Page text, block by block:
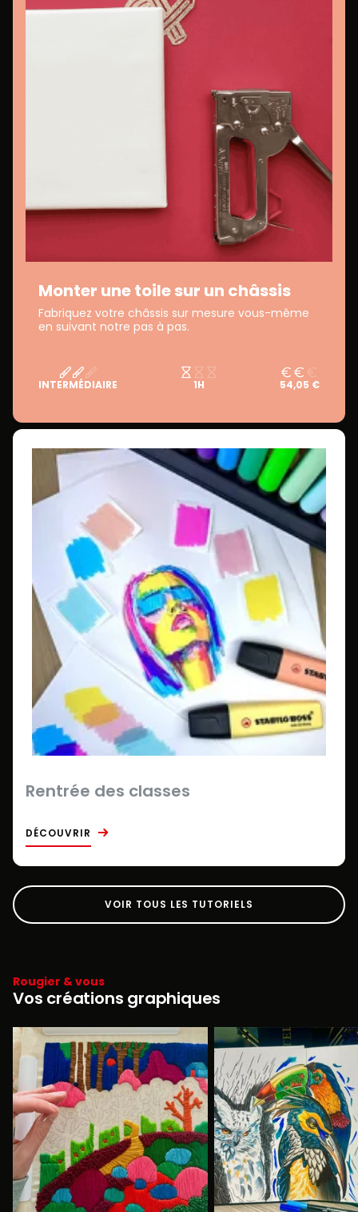
Monter une toile sur un châssis
Fabriquez votre châssis sur mesure vous-même
en suivant notre pas à pas.
INTERMÉDIAIRE 1H 54,05 €
Rentrée des classes
DÉCOUVRIR
VOIR TOUS LES TUTORIELS
Rougier & vous
Vos créations graphiques